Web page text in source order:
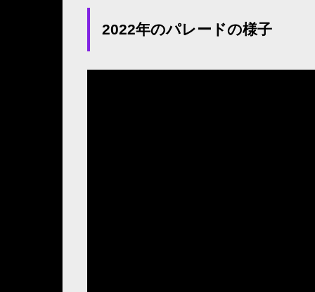
2022年のパレードの様子